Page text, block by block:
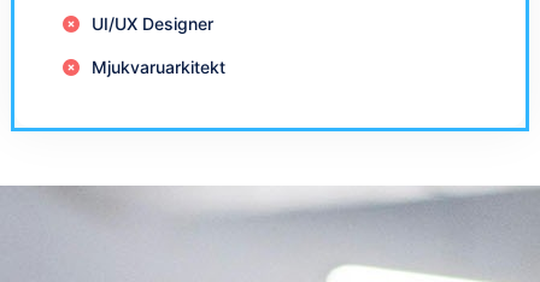
UI/UX Designer
Mjukvaruarkitekt